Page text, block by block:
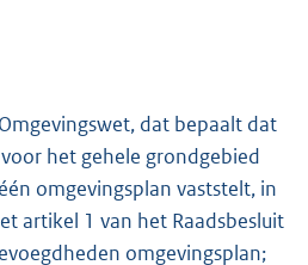
dat bepaalt dat
het gehele grondgebied
omgevingsplan vaststelt, in
artikel 1 van het Raadsbesluit
omgevingsplan;